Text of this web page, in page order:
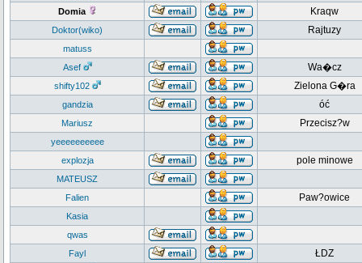
Domia
Kraqw
Doktor(wiko) Rajtuzy
matuss
Asef
Wa�cz
shifty102 Zielona G�ra
gandzia óć
Mariusz Przecisz?w
yeeeeeeeeee
explozja
pole minowe
MATEUSZ
Falien
Paw?owice
Kasia
qwas
Fayl
ŁDZ